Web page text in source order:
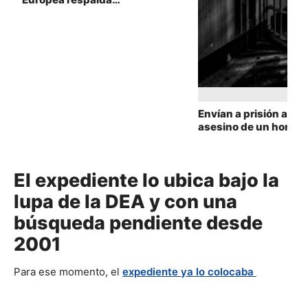
Envían a prisión a
asesino de un
El expediente lo ubica bajo la
lupa de la DEA y con una
búsqueda pendiente desde
2001
Para ese momento, el expediente ya lo colocaba